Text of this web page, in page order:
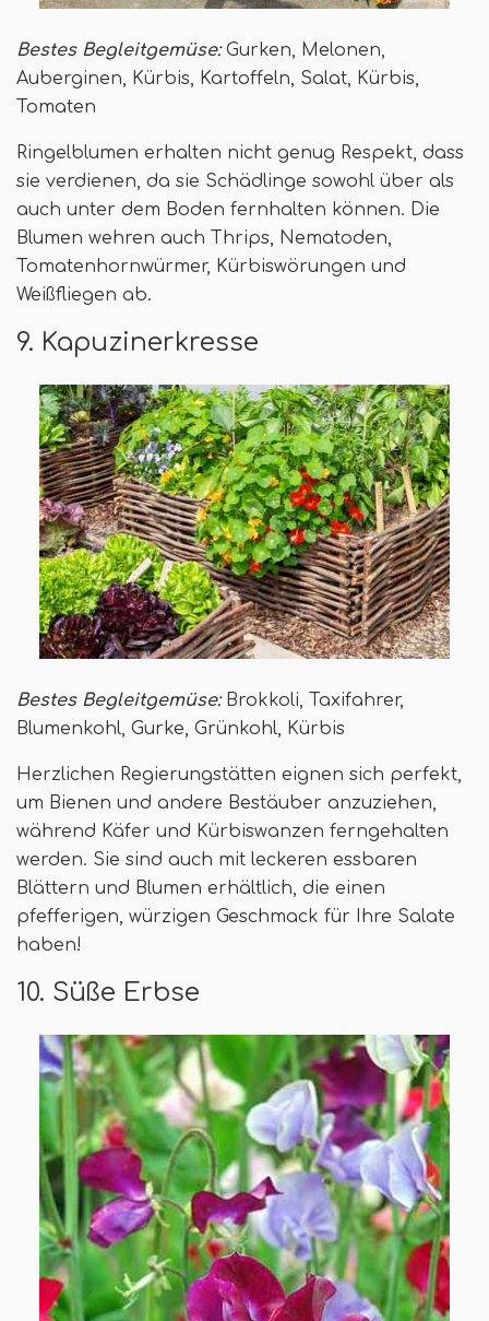
Bestes Begleitgemüse:Gurken, Melonen,
Auberginen, Kürbis, Kartoffeln, Salat, Kürbis,
Tomaten
Ringelblumen erhalten nicht genug Respekt, dass
sie verdienen, da sie Schädlinge sowohl über als
auch unter dem Boden fernhalten können. Die
Blumen wehren auch Thrips, Nematoden,
Tomatenhornwürmer, Kürbiswörungen und
Weißfliegen ab.
9. Kapuzinerkresse
Bestes Begleitgemüse: Brokkoli, Taxifahrer,
Blumenkohl, Gurke, Grünkohl, Kürbis
Herzlichen Regierungstätten eignen sich perfekt,
um Bienen und andere Bestäuber anzuziehen,
während Käfer und Kürbiswanzen ferngehalten
werden. Sie sind auch mit leckeren essbaren
Blättern und Blumen erhältlich, die einen
pfefferigen, würzigen Geschmack für Ihre Salate
haben!
10. Süße Erbse